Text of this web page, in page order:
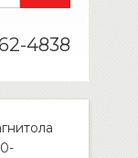
4838